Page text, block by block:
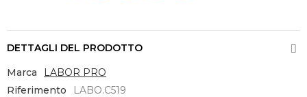
DETTAGLI DEL PRODOTTO
Marca
LABOR PRO
Riferimento
LABO.C519